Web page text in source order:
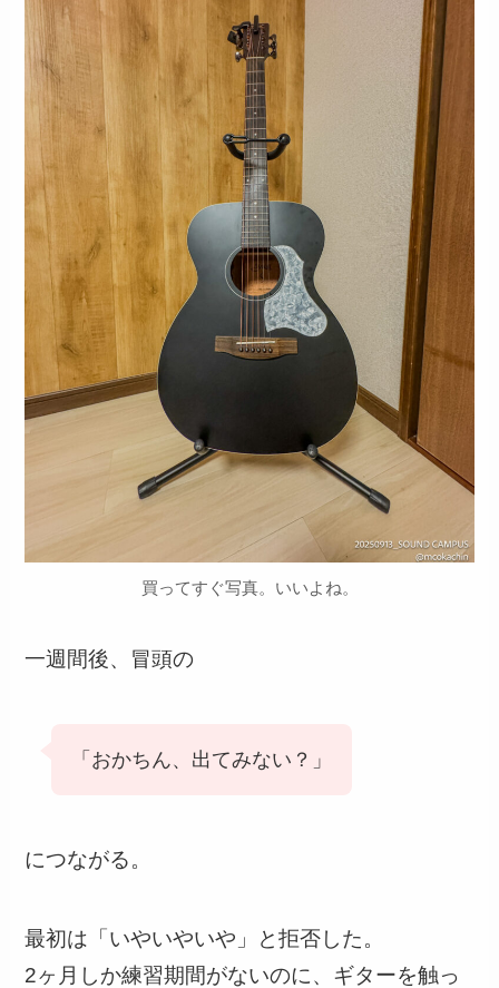
買ってすぐ写真。いいよね。
一週間後、冒頭の
「おかちん、出てみない？」
につながる。
最初は「いやいやいや」と拒否した。
2ヶ月しか練習期間がないのに、ギターを触っ